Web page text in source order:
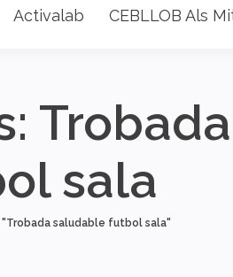
Activalab CEBLLOB Als
sala
saludable futbol sala"